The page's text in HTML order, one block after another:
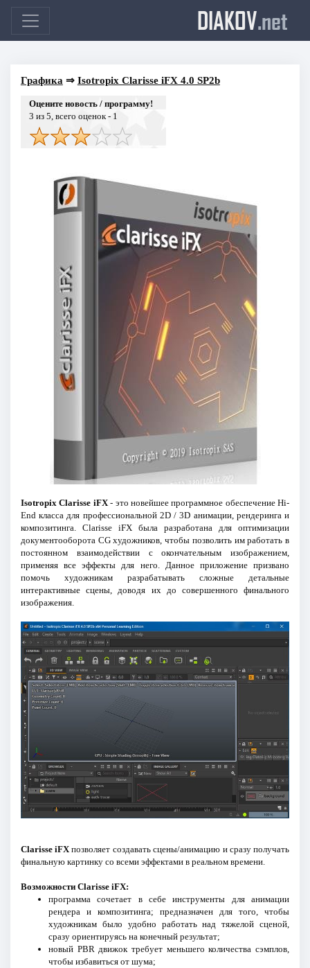
DIAKOV.net
Графика ⇒ Isotropix Clarisse iFX 4.0 SP2b
Оцените новость / программу!
3 из 5, всего оценок - 1
Isotropix Clarisse iFX- это новейшее программное обеспечение Hi-
End класса для профессиональной 2D / 3D анимации, рендеринга и
композитинга. Clarisse iFX была разработана для оптимизации
документооборота CG художников, чтобы позволить им работать в
постоянном взаимодействии с окончательным изображением,
применяя все эффекты для него. Данное приложение призвано
помочь художникам разрабатывать сложные детальные
интерактивные сцены, доводя их до совершенного финального
изображения.
Clarisse iFXпозволяет создавать сцены/анимацию и сразу получать
финальную картинку со всеми эффектами в реальном времени.
Возможности Clarisse iFX:
программа сочетает в себе инструменты для анимации
рендера и композитинга; предназначен для того, чтобы
художникам было удобно работать над тяжелой сценой,
сразу ориентируясь на конечный результат;
новый PBR движок требует меньшего количества сэмплов,
чтобы избавиться от шума;